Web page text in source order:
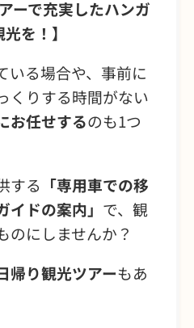
ーで充実したハンガ
を！】
いる場合や、事前に
くりする時間がない
お任せするのも1つ
する 「専用車での移
イドの案内」 で、観
のにしませんか？
帰り観光ツアーもあ